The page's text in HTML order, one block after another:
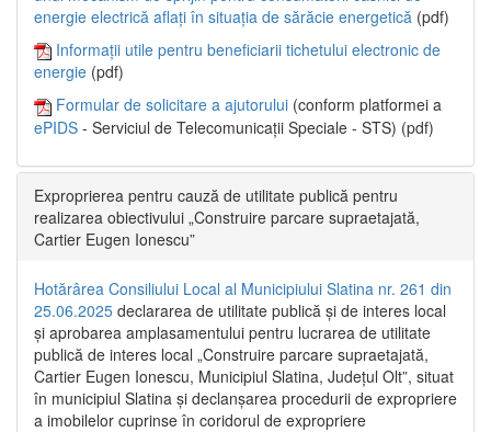
energie electrică aflați în situația de sărăcie energetică (pdf)
Informații utile pentru beneficiarii tichetului electronic de
energie (pdf)
Formular de solicitare a ajutorului (conform platformei a
ePIDS - Serviciul de Telecomunicații Speciale - STS) (pdf)
Exproprierea pentru cauză de utilitate publică pentru
realizarea obiectivului „Construire parcare supraetajată,
Cartier Eugen Ionescu”
Hotărârea Consiliului Local al Municipiului Slatina nr. 261 din
25.06.2025 declararea de utilitate publică și de interes local
și aprobarea amplasamentului pentru lucrarea de utilitate
publică de interes local „Construire parcare supraetajată,
Cartier Eugen Ionescu, Municipiul Slatina, Județul Olt”, situat
în municipiul Slatina și declanșarea procedurii de expropriere
a imobilelor cuprinse în coridorul de expropriere